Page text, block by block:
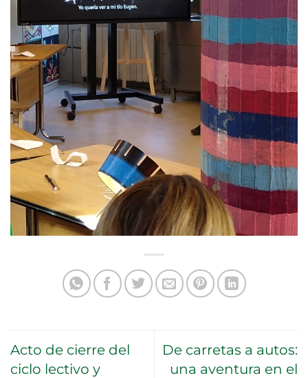
Acto de cierre del
ciclo lectivo y
De carretas a autos:
una aventura en el